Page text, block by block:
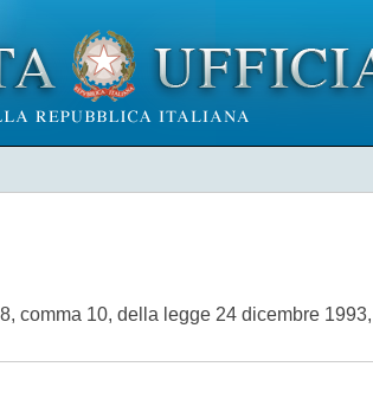
comma 10, della legge 24 dicembre